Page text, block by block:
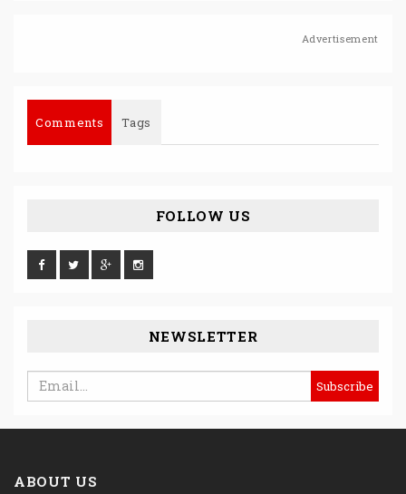
Advertisement
Comments Tags
FOLLOW US
NEWSLETTER
ABOUT US